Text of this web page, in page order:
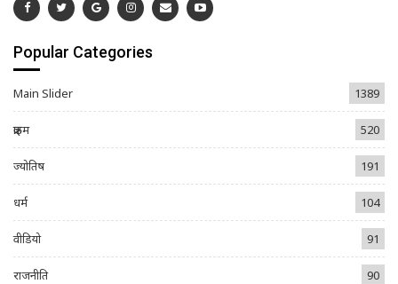
Popular Categories
Main Slider 1389
क्राइम 520
ज्योतिष 191
धर्म 104
वीडियो 91
राजनीति 90